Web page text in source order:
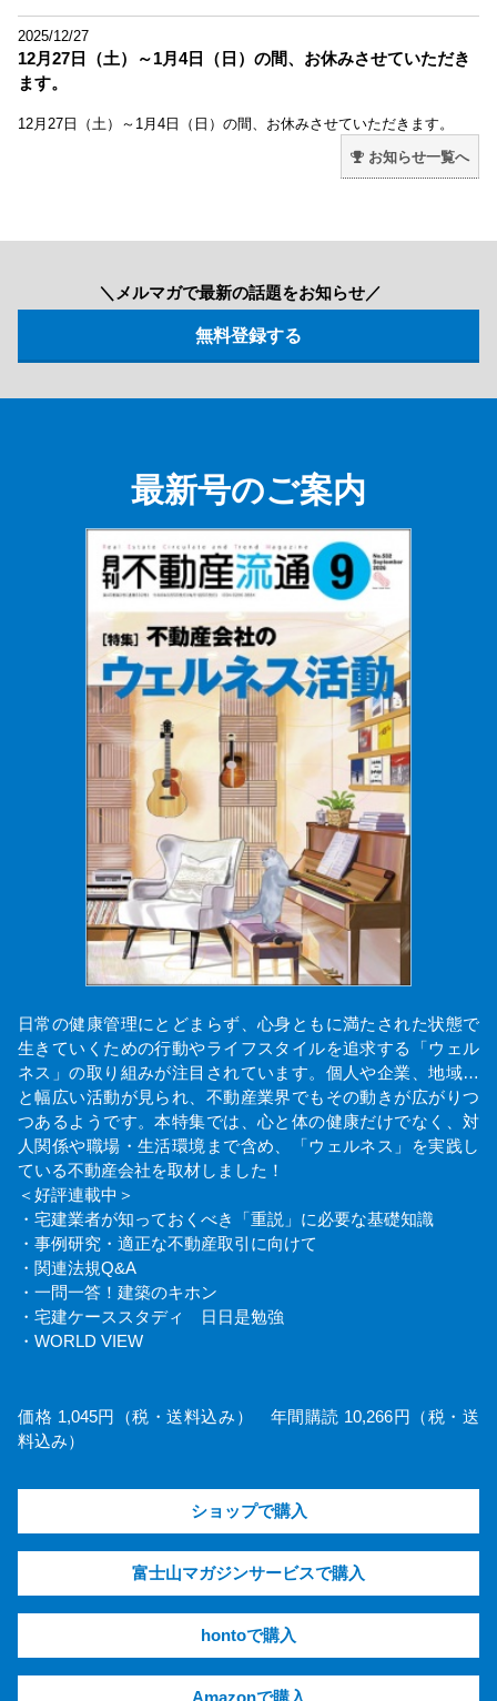
2025/12/27
12月27日（土）～1月4日（日）の間、お休みさせていただき
ます。
12月27日（土）～1月4日（日）の間、お休みさせていただきます。
お知らせ一覧へ
＼メルマガで最新の話題をお知らせ／
最新号のご案内
日常の健康管理にとどまらず、心身ともに満たされた状態で
生きていくための行動やライフスタイルを追求する「ウェル
ネス」の取り組みが注目されています。個人や企業、地域…
と幅広い活動が見られ、不動産業界でもその動きが広がりつ
つあるようです。本特集では、心と体の健康だけでなく、対
人関係や職場・生活環境まで含め、「ウェルネス」を実践し
ている不動産会社を取材しました！
＜好評連載中＞
・宅建業者が知っておくべき「重説」に必要な基礎知識
・事例研究・適正な不動産取引に向けて
・関連法規Q&A
・一問一答！建築のキホン
・宅建ケーススタディ 日日是勉強
・WORLD VIEW
価格 1,045円（税・送料込み） 年間購読 10,266円（税・送
料込み）
ショップで購入
富士山マガジンサービスで購入
hontoで購入